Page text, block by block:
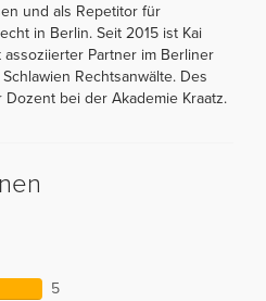
und als Repetitor für
in Berlin. Seit 2015 ist Kai
assoziierter Partner im Berliner
Rechtsanwälte. Des
Dozent bei der Akademie Kraatz.
5